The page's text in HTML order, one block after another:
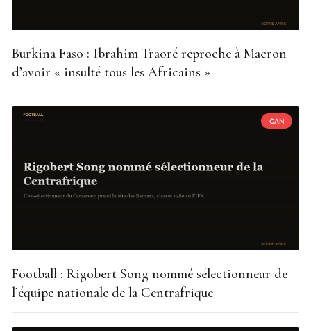
Burkina Faso : Ibrahim Traoré reproche à Macron
d’avoir « insulté tous les Africains »
CAN
Football : Rigobert Song nommé sélectionneur de
l’équipe nationale de la Centrafrique